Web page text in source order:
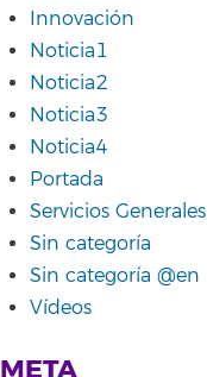
Innovación
Noticia1
Noticia2
Noticia3
Noticia4
Portada
Servicios Generales
Sin categoría
Sin categoría @en
Vídeos
META